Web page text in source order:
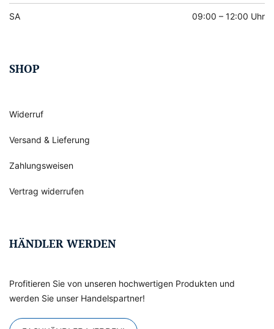
SA 09:00 – 12:00 Uhr
SHOP
Widerruf
Versand & Lieferung
Zahlungsweisen
Vertrag widerrufen
HÄNDLER WERDEN
Profitieren Sie von unseren hochwertigen Produkten und
werden Sie unser Handelspartner!